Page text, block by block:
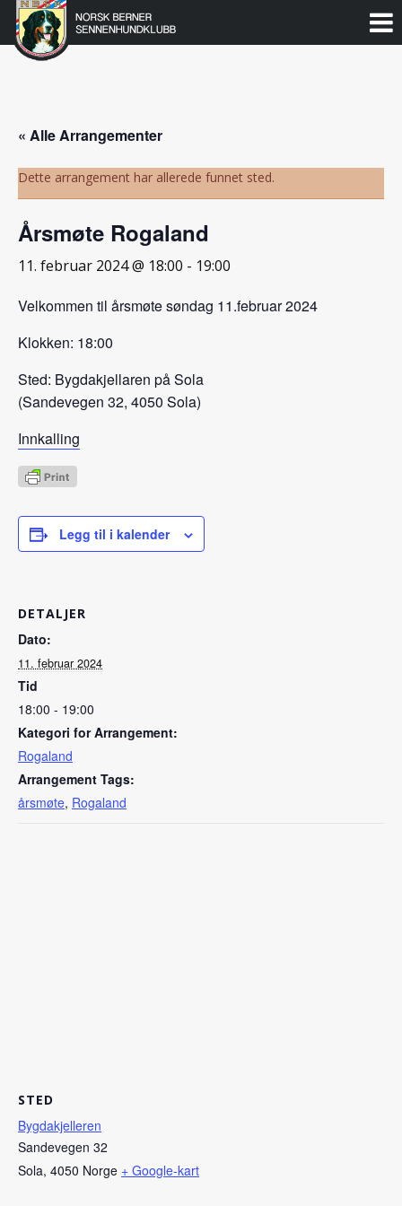
Gå
Norsk
Berner
« Alle Arrangementer
Dette arrangement har allerede funnet sted.
Årsmøte Rogaland
11. februar 2024 @ 18:00 - 19:00
Velkommen til årsmøte søndag 11.februar 2024
Klokken: 18:00
Sted: Bygdakjellaren på Sola
(Sandevegen 32, 4050 Sola)
Innkalling
Legg til i kalender
DETALJER
Dato:
11. februar 2024
Tid
18:00 - 19:00
Kategori for Arrangement:
Rogaland
Arrangement Tags:
årsmøte, Rogaland
STED
Bygdakjelleren
Sandevegen 32
Sola, 4050 Norge + Google-kart